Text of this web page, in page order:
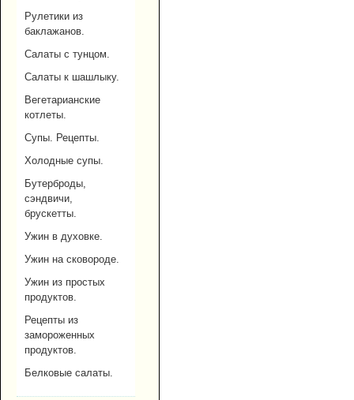
Рулетики из
баклажанов.
Салаты с тунцом.
Салаты к шашлыку.
Вегетарианские
котлеты.
Супы. Рецепты.
Холодные супы.
Бутерброды,
сэндвичи,
брускетты.
Ужин в духовке.
Ужин на сковороде.
Ужин из простых
продуктов.
Рецепты из
замороженных
продуктов.
Белковые салаты.